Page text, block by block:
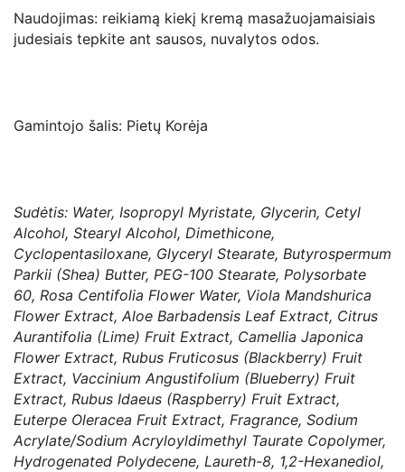
Naudojimas: reikiamą kiekį kremą masažuojamaisiais
judesiais tepkite ant sausos, nuvalytos odos.
Gamintojo šalis: Pietų Korėja
Sudėtis: Water, Isopropyl Myristate, Glycerin, Cetyl
Alcohol, Stearyl Alcohol, Dimethicone,
Cyclopentasiloxane, Glyceryl Stearate, Butyrospermum
Parkii (Shea) Butter, PEG-100 Stearate, Polysorbate
60, Rosa Centifolia Flower Water, Viola Mandshurica
Flower Extract, Aloe Barbadensis Leaf Extract, Citrus
Aurantifolia (Lime) Fruit Extract, Camellia Japonica
Flower Extract, Rubus Fruticosus (Blackberry) Fruit
Extract, Vaccinium Angustifolium (Blueberry) Fruit
Extract, Rubus Idaeus (Raspberry) Fruit Extract,
Euterpe Oleracea Fruit Extract, Fragrance, Sodium
Acrylate/Sodium Acryloyldimethyl Taurate Copolymer,
Hydrogenated Polydecene, Laureth-8, 1,2-Hexanediol,